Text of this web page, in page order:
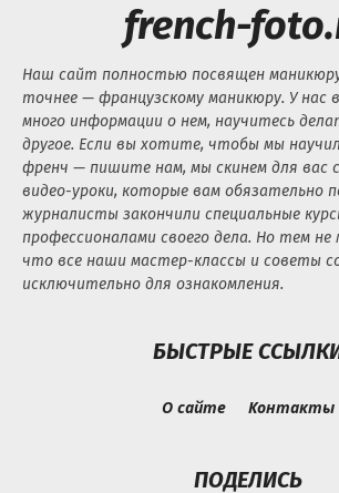
french-
Наш сайт полностью посвящен
точнее — французскому маникюру. У нас
много информации о нем, научитесь
другое. Если вы хотите, чтобы мы
френч — пишите нам, мы скинем для вас
видео-уроки, которые вам обязательно
журналисты закончили специальные
профессионалами своего дела. Но тем не
что все наши мастер-классы и советы
исключительно для ознакомления.
БЫСТРЫЕ
О сайте Контакты
ПОДЕЛИСЬ